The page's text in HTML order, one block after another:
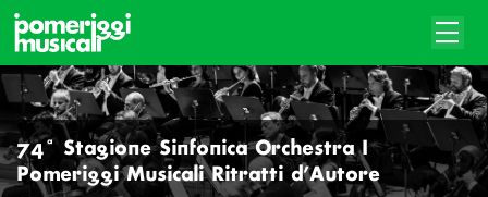
74ª Stagione Sinfonica Orchestra I
Pomeriggi Musicali Ritratti d’Autore